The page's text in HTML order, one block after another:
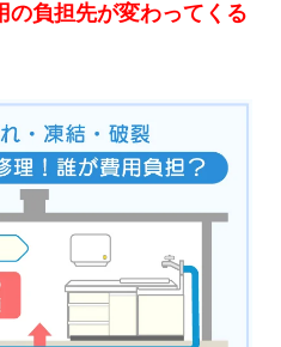
の負担先が変わってくる